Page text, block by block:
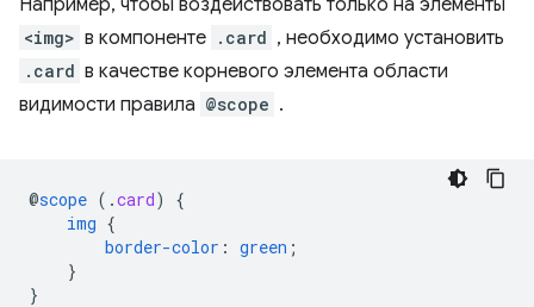
Например, чтобы воздействовать только на элементы
<img> в компоненте .card , необходимо установить
.card в качестве корневого элемента области
видимости правила @scope .
@scope ( .card)
{
img {
border-color : green ;
}
}